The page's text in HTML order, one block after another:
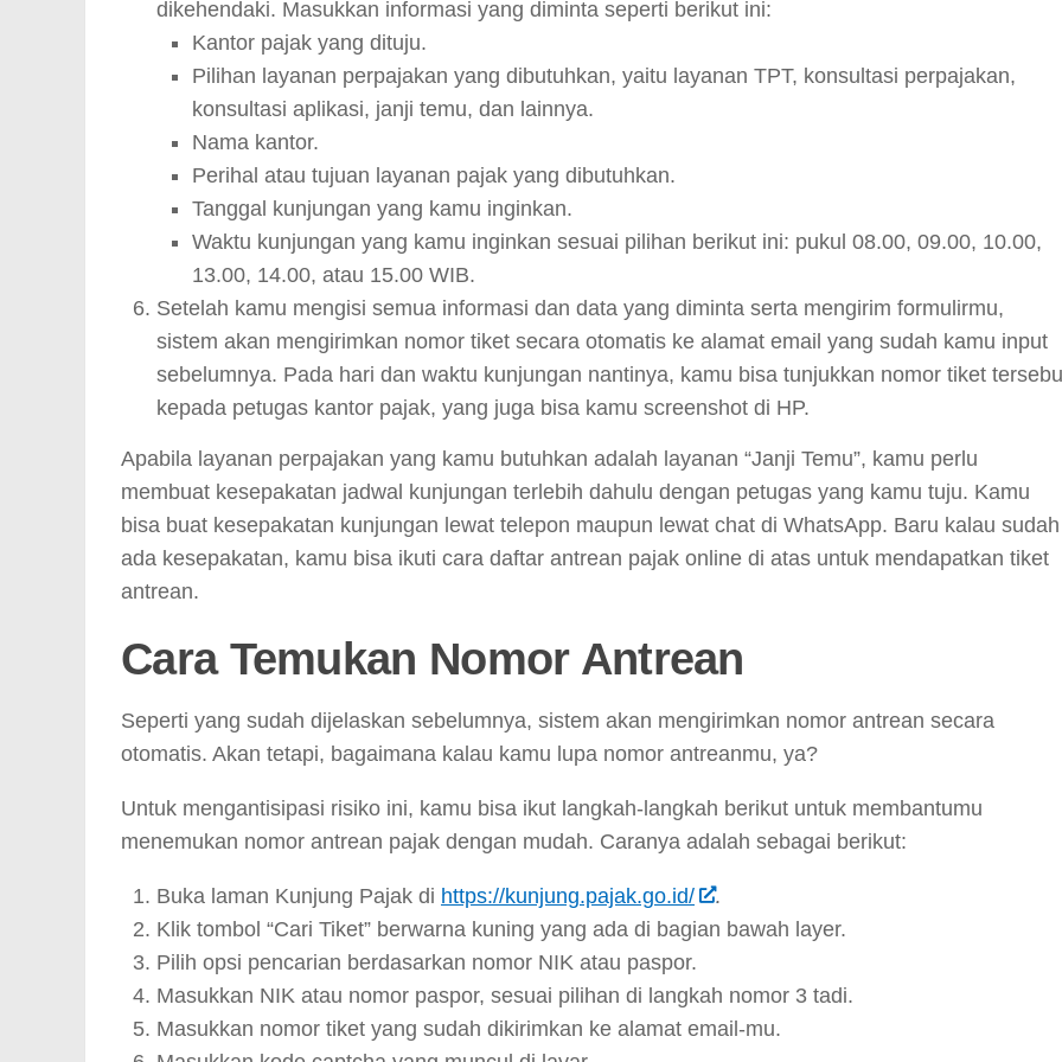
dikehendaki. Masukkan informasi yang diminta seperti berikut ini:
Kantor pajak yang dituju.
Pilihan layanan perpajakan yang dibutuhkan, yaitu layanan TPT, konsultasi perpajakan,
konsultasi aplikasi, janji temu, dan lainnya.
Nama kantor.
Perihal atau tujuan layanan pajak yang dibutuhkan.
Tanggal kunjungan yang kamu inginkan.
Waktu kunjungan yang kamu inginkan sesuai pilihan berikut ini: pukul 08.00, 09.00, 10.00,
13.00, 14.00, atau 15.00 WIB.
Setelah kamu mengisi semua informasi dan data yang diminta serta mengirim formulirmu,
sistem akan mengirimkan nomor tiket secara otomatis ke alamat email yang sudah kamu input
sebelumnya. Pada hari dan waktu kunjungan nantinya, kamu bisa tunjukkan nomor tiket
kepada petugas kantor pajak, yang juga bisa kamu screenshot di HP.
Apabila layanan perpajakan yang kamu butuhkan adalah layanan “Janji Temu”, kamu perlu
membuat kesepakatan jadwal kunjungan terlebih dahulu dengan petugas yang kamu tuju. Kamu
bisa buat kesepakatan kunjungan lewat telepon maupun lewat chat di WhatsApp. Baru kalau sudah
ada kesepakatan, kamu bisa ikuti cara daftar antrean pajak online di atas untuk mendapatkan tiket
antrean.
Cara Temukan Nomor Antrean
Seperti yang sudah dijelaskan sebelumnya, sistem akan mengirimkan nomor antrean secara
otomatis. Akan tetapi, bagaimana kalau kamu lupa nomor antreanmu, ya?
Untuk mengantisipasi risiko ini, kamu bisa ikut langkah-langkah berikut untuk membantumu
menemukan nomor antrean pajak dengan mudah. Caranya adalah sebagai berikut:
Buka laman Kunjung Pajak di https://kunjung.pajak.go.id/
.
Klik tombol “Cari Tiket” berwarna kuning yang ada di bagian bawah layer.
Pilih opsi pencarian berdasarkan nomor NIK atau paspor.
Masukkan NIK atau nomor paspor, sesuai pilihan di langkah nomor 3 tadi.
Masukkan nomor tiket yang sudah dikirimkan ke alamat email-mu.